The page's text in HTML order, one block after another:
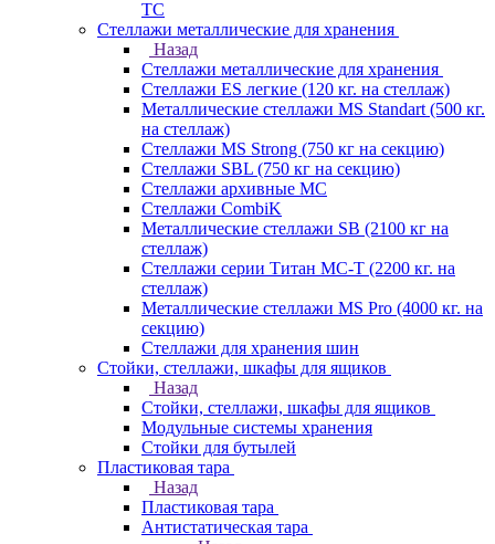
TC
Стеллажи металлические для хранения
Назад
Стеллажи металлические для хранения
Стеллажи ES легкие (120 кг. на стеллаж)
Металлические стеллажи MS Standart (500 кг.
на стеллаж)
Стеллажи MS Strong (750 кг на секцию)
Стеллажи SBL (750 кг на секцию)
Стеллажи архивные МС
Стеллажи CombiK
Металлические стеллажи SB (2100 кг на
стеллаж)
Стеллажи серии Титан МС-Т (2200 кг. на
стеллаж)
Металлические стеллажи MS Pro (4000 кг. на
секцию)
Стеллажи для хранения шин
Стойки, стеллажи, шкафы для ящиков
Назад
Стойки, стеллажи, шкафы для ящиков
Модульные системы хранения
Стойки для бутылей
Пластиковая тара
Назад
Пластиковая тара
Антистатическая тара